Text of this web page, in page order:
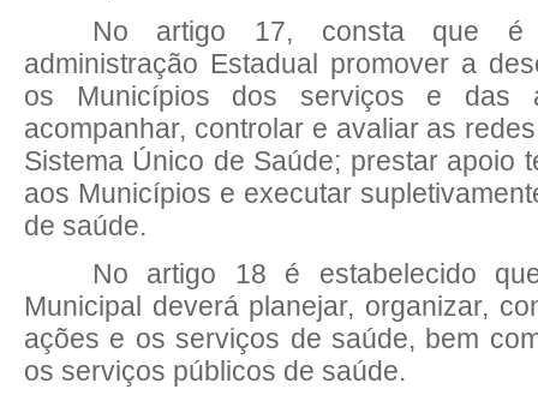
No artigo 17, consta que é
administração Estadual promover a
os Municípios dos serviços e das
acompanhar, controlar e avaliar as
Sistema Único de Saúde; prestar apoio
aos Municípios e executar
de saúde.
No artigo 18 é estabelecido
Municipal deverá planejar, organizar,
ações e os serviços de saúde, bem
os serviços públicos de saúde.